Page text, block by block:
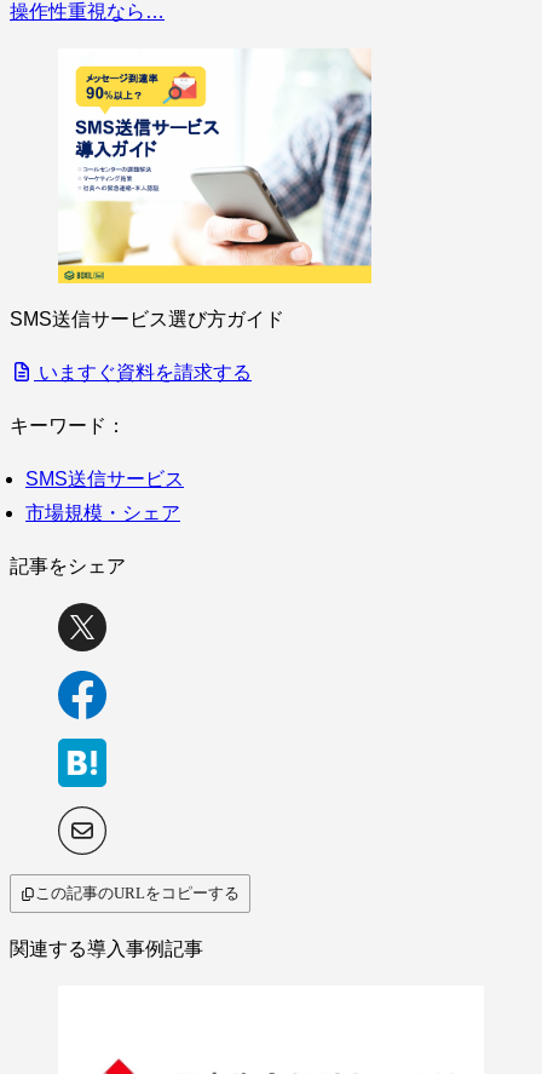
操作性重視なら…
SMS送信サービス選び方ガイド
いますぐ資料を請求する
キーワード：
SMS送信サービス
市場規模・シェア
記事をシェア
この記事のURLをコピーする
関連する導入事例記事